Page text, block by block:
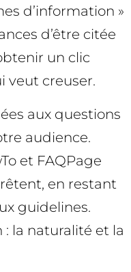
d’information »
d’être citée
un clic
veut creuser.
aux questions
audience.
et FAQPage
en restant
guidelines.
la naturalité et la